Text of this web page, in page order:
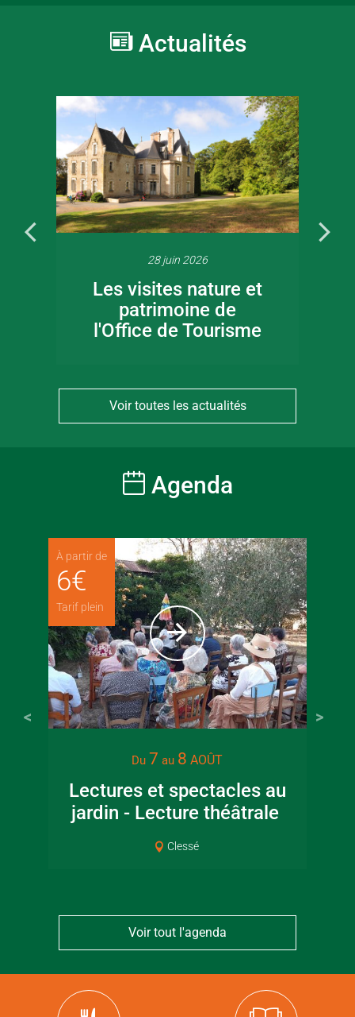
Actualités
28 juin 2026
Les visites nature et
patrimoine de
l'Office de Tourisme
Voir toutes les actualités
Agenda
À partir de
6€
Tarif plein
Du 7 au 8 AOÛT
Lectures et spectacles au
jardin - Lecture théâtrale
Clessé
Voir tout l'agenda